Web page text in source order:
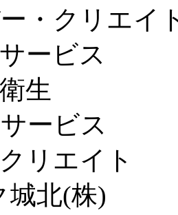
・クリエイ
ービス
生
ービス
リエイト
城北(株)